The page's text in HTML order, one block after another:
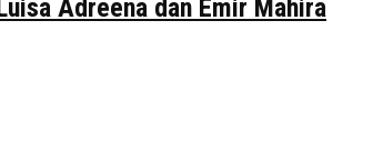
Adreena dan Emir Mahira